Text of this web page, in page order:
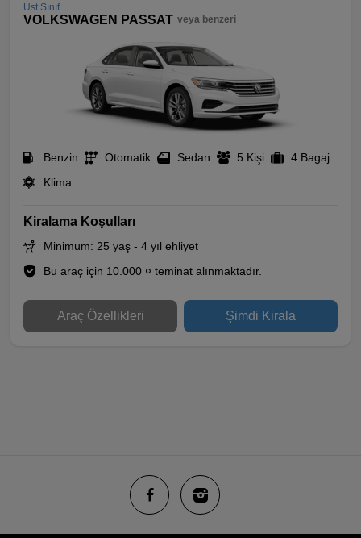
Üst Sınıf
VOLKSWAGEN PASSAT veya benzeri
Benzin Otomatik Sedan 5 Kişi
4 Bagaj
Klima
Kiralama Koşulları
Minimum: 25 yaş - 4 yıl ehliyet
Bu araç için 10.000 ¤ teminat alınmaktadır.
Araç Özellikleri Şimdi Kirala